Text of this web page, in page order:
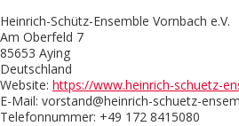
Heinrich-Schütz-Ensemble Vornbach e.V.
Am Oberfeld 7
85653 Aying
Deutschland
Website: https://www.heinrich-schuetz-
E-Mail: vorstand@heinrich-schuetz-
Telefonnummer: +49 172 8415080